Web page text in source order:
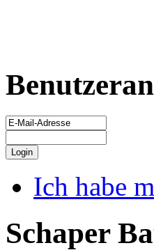
Ich habe
Schaper